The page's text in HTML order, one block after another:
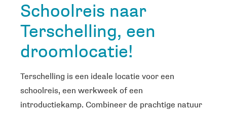
Schoolreis naar
Terschelling, een
droomlocatie!
Terschelling is een ideale locatie voor een
schoolreis, een werkweek of een
introductiekamp. Combineer de prachtige natuur